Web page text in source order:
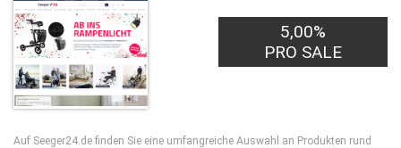
5,00%
PRO SALE
Auf Seeger24.de finden Sie eine umfangreiche Auswahl an Produkten rund